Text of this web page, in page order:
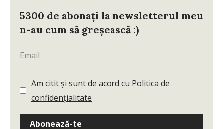
5300 de abonați la newsletterul meu
n-au cum să greșească :)
Am citit și sunt de acord cu Politica de
confidențialitate
Abonează-te